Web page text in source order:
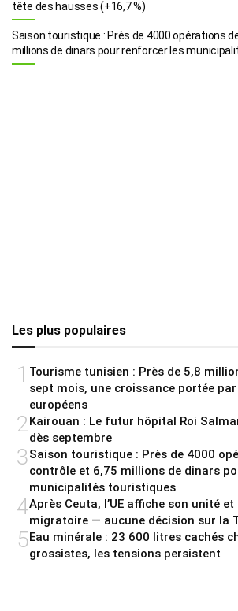
tête des hausses (+16,7 %)
Saison touristique : Près de 4000 opérations
millions de dinars pour renforcer les
Les plus populaires
1 Tourisme tunisien : Près de 5,8
sept mois, une croissance portée
européens
2 Kairouan : Le futur hôpital Roi
dès septembre
3Saison touristique : Près de 4000
contrôle et 6,75 millions de dinars
municipalités touristiques
4Après Ceuta, l’UE affiche son unité
migratoire — aucune décision sur la
5Eau minérale : 23 600 litres cachés
grossistes, les tensions persistent